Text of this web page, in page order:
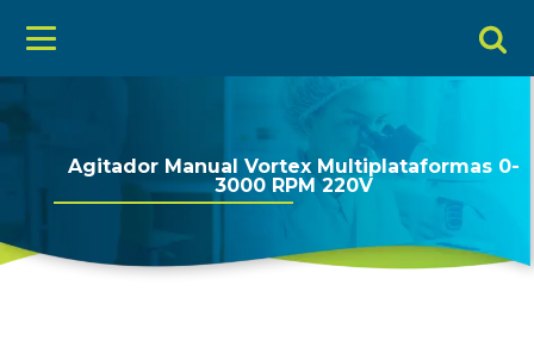
Agitador Manual Vortex Multiplataformas 0-
3000 RPM 220V